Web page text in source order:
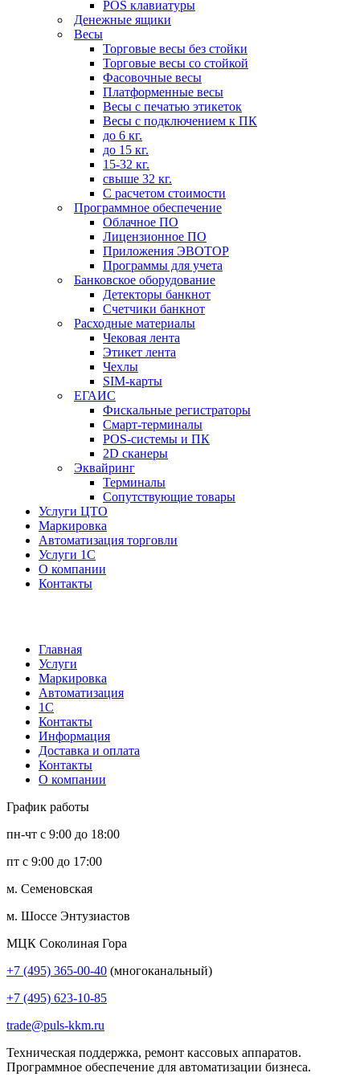
POS клавиатуры
Денежные ящики
Весы
Торговые весы без стойки
Торговые весы со стойкой
Фасовочные весы
Платформенные весы
Весы с печатью этикеток
Весы с подключением к ПК
до 6 кг.
до 15 кг.
15-32 кг.
свыше 32 кг.
С расчетом стоимости
Программное обеспечение
Облачное ПО
Лицензионное ПО
Приложения ЭВОТОР
Программы для учета
Банковское оборудование
Детекторы банкнот
Счетчики банкнот
Расходные материалы
Чековая лента
Этикет лента
Чехлы
SIM-карты
ЕГАИС
Фискальные регистраторы
Смарт-терминалы
POS-системы и ПК
2D сканеры
Эквайринг
Терминалы
Сопутствующие товары
Услуги ЦТО
Маркировка
Автоматизация торговли
Услуги 1С
О компании
Контакты
Главная
Услуги
Маркировка
Автоматизация
1С
Контакты
Информация
Доставка и оплата
Контакты
О компании
График работы
пн-чт с 9:00 до 18:00
пт с 9:00 до 17:00
м. Семеновская
м. Шоссе Энтузиастов
МЦК Соколиная Гора
+7 (495) 365-00-40 (многоканальный)
+7 (495) 623-10-85
trade@puls-kkm.ru
Техническая поддержка, ремонт кассовых аппаратов.
Программное обеспечение для автоматизации бизнеса.